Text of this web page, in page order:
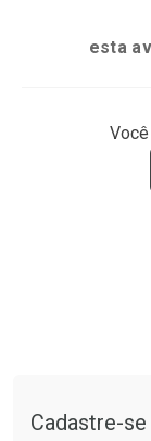
esta
Cadastre-